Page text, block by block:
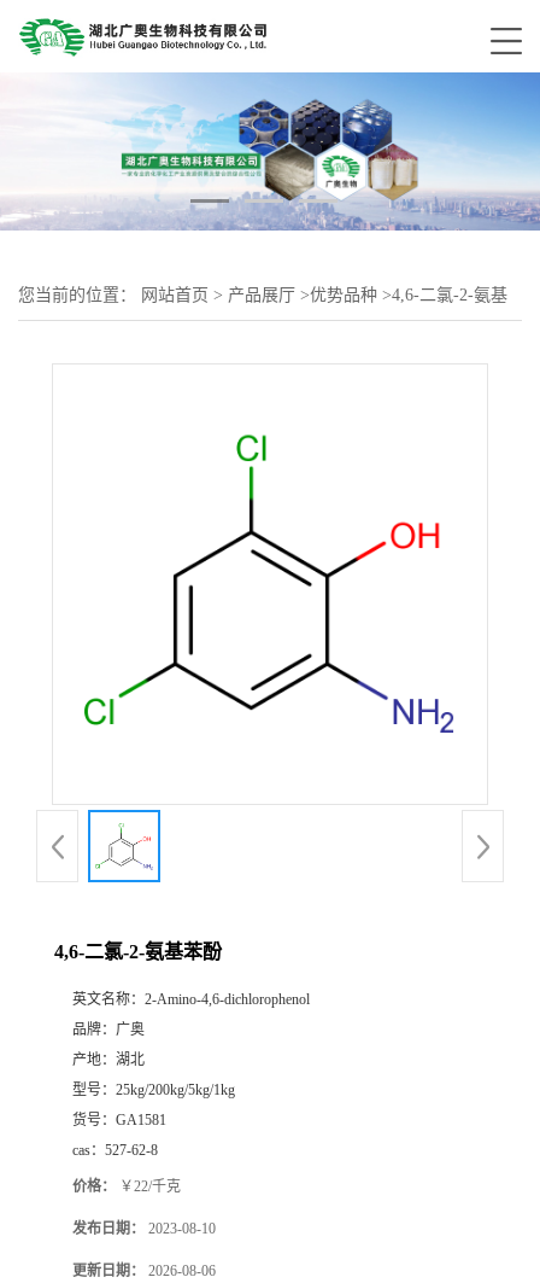
您当前的位置： 网站首页 > 产品展厅 >优势品种 >4,6-二氯-2-氨基
4,6-二氯-2-氨基苯酚
英文名称： 2-Amino-4,6-dichlorophenol
品牌： 广奥
产地： 湖北
型号： 25kg/200kg/5kg/1kg
货号： GA1581
cas： 527-62-8
价格： ￥22/千克
发布日期： 2023-08-10
更新日期： 2026-08-06